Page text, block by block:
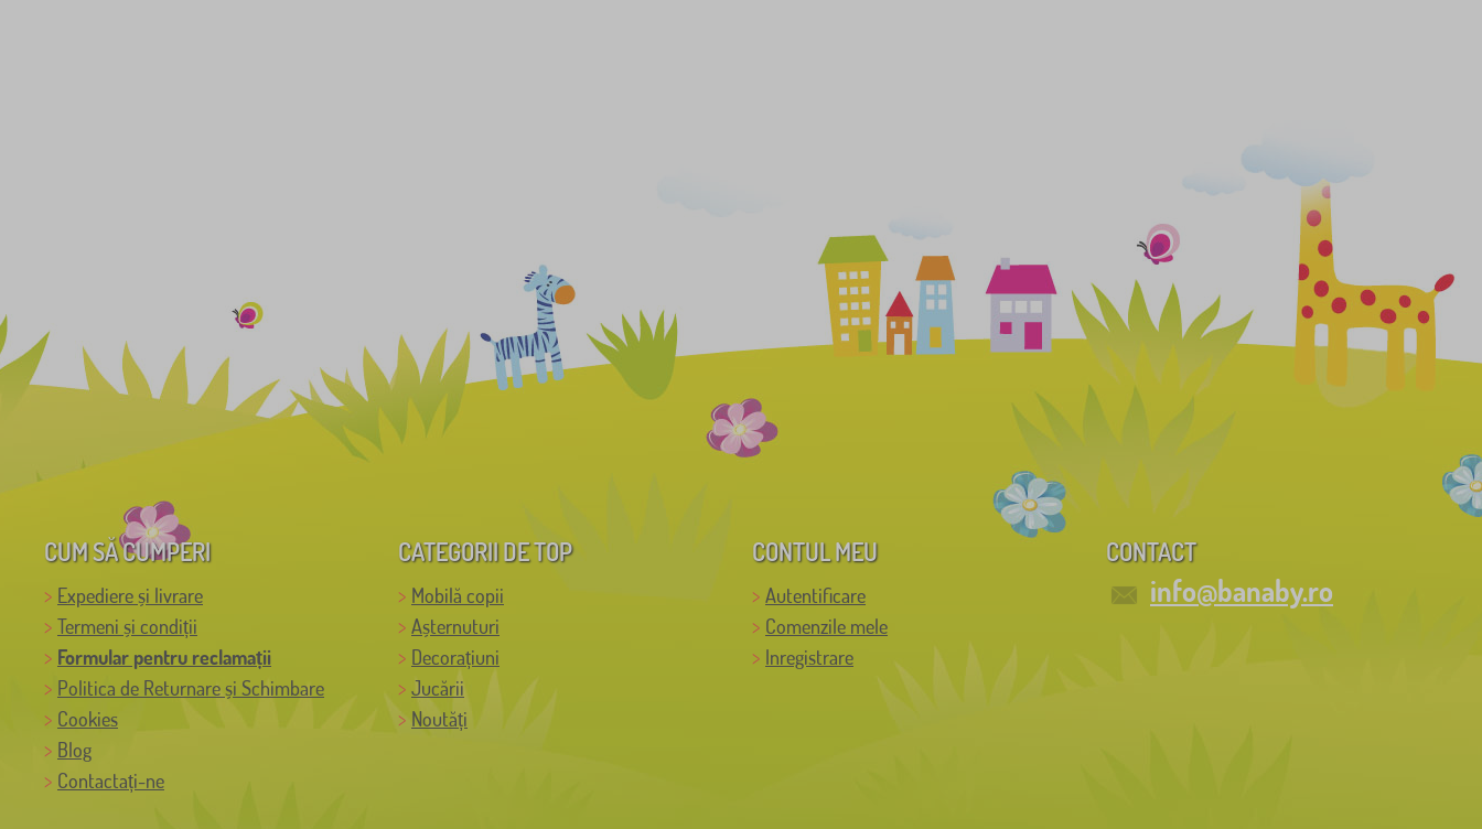
CUM SĂ CUMPERI
Expediere și livrare
Termeni și condiții
Formular pentru reclamații
Politica de Returnare și Schimbare
Cookies
Blog
Contactați-ne
CATEGORII DE TOP
Mobilă copii
Așternuturi
Decorațiuni
Jucării
Noutăți
CONTUL MEU
Autentificare
Comenzile mele
Inregistrare
CONTACT
info@banaby.ro